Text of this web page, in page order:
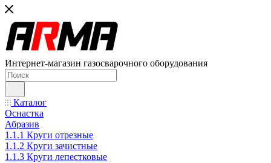
Интернет-магазин газосварочного оборудования
Каталог
Оснастка
Абразив
1.1.1 Круги отрезные
1.1.2 Круги зачистные
1.1.3 Круги лепестковые